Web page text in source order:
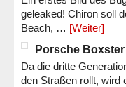
geleaked! Chiron soll
Beach, … [Weiter]
Porsche
Da die dritte
den Straßen rollt, wird